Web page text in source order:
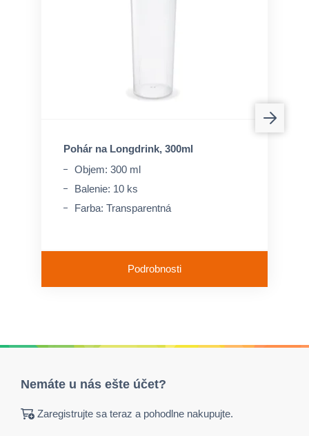
Pohár na Longdrink, 300ml
Objem: 300 ml
Balenie: 10 ks
Farba: Transparentná
Podrobnosti
Nemáte u nás ešte účet?
Zaregistrujte sa teraz a pohodlne nakupujte.